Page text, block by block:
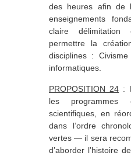
des heures afin de
enseignements
claire délimitation
permettre la
disciplines :
informatiques.
PROPOSITION 24 :
les programmes
scientifiques, en
dans l’ordre
vertes — il sera
d’aborder l’histoire